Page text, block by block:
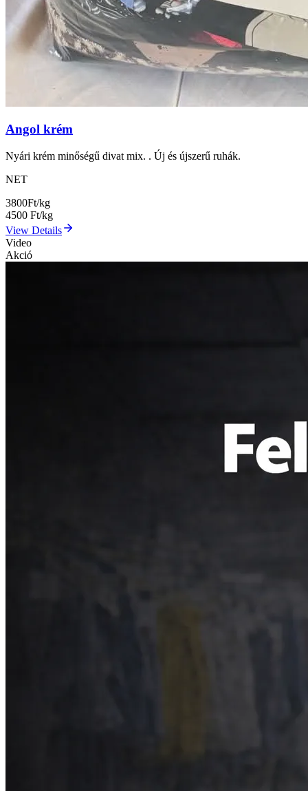
Angol krém
Nyári krém minőségű divat mix. . Új és újszerű ruhák.
NET
3800Ft/kg
4500 Ft/kg
View Details
Video
Akció